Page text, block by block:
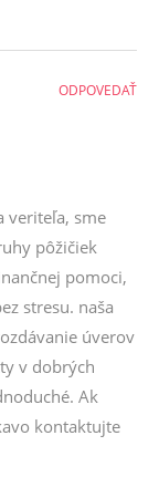
veriteľa, sme
pôžičiek
pomoci,
stresu. naša
úverov
v dobrých
Ak
kontaktujte
ODPOVEDAŤ